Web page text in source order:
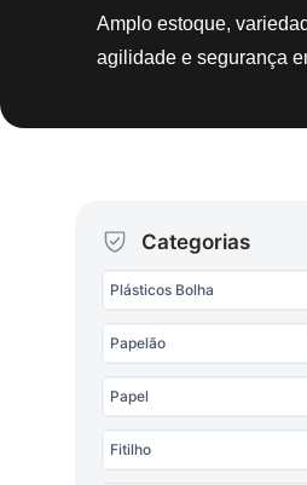
Amplo estoque,
agilidade e segurança
Categorias
Plásticos Bolha
Papelão
Papel
Fitilho